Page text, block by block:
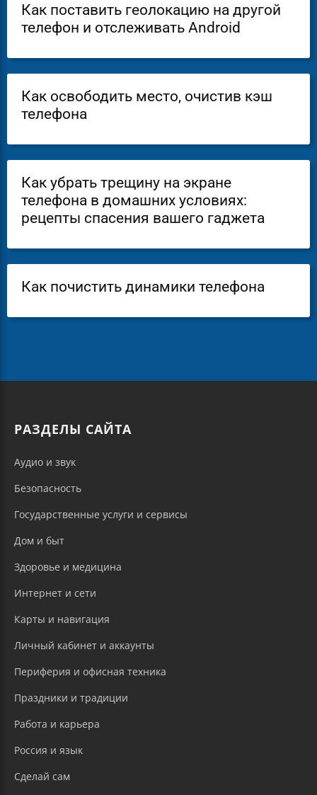
Как поставить геолокацию на другой
телефон и отслеживать Android
Как освободить место, очистив кэш
телефона
Как убрать трещину на экране
телефона в домашних условиях:
рецепты спасения вашего гаджета
Как почистить динамики телефона
РАЗДЕЛЫ САЙТА
Аудио и звук
Безопасность
Государственные услуги и сервисы
Дом и быт
Здоровье и медицина
Интернет и сети
Карты и навигация
Личный кабинет и аккаунты
Периферия и офисная техника
Праздники и традиции
Работа и карьера
Россия и язык
Сделай сам